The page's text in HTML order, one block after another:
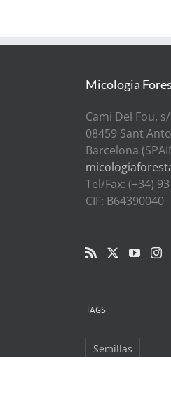
Micologia
Cami Del Fou,
08459 Sant
Barcelona
Tel/Fax: (+34)
CIF: B64390040
TAGS
Semillas